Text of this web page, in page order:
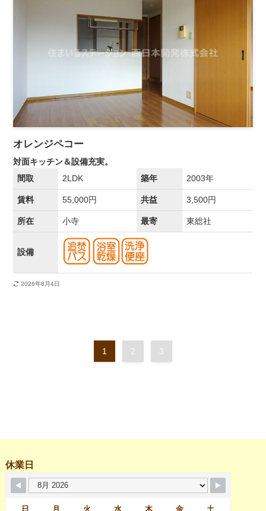
オレンジペコー
対面キッチン＆設備充実。
間取
2LDK 築年 2003年
賃料 55,000円 共益 3,500円
所在 小寺 最寄 東総社
設備
2026年8月4日
1 2 3
休業日
日 月 火 水 木 金 土